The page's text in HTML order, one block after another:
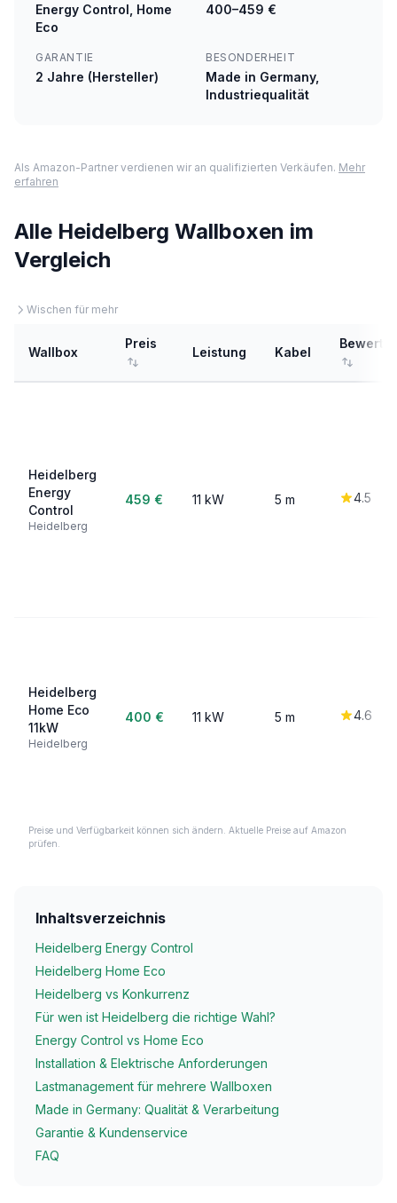
Energy Control, Home
Eco
400–459 €
GARANTIE
2 Jahre (Hersteller)
BESONDERHEIT
Made in Germany,
Industriequalität
Als Amazon-Partner verdienen wir an qualifizierten Verkäufen. Mehr
erfahren
Alle Heidelberg Wallboxen im
Vergleich
Wischen für mehr
Wallbox
Preis
Leistung Kabel
Heidelberg
Energy
Control
Heidelberg
459 € 11 kW 5 m 4.5
Heidelberg
Home Eco
11kW
Heidelberg
400 € 11 kW 5 m 4.6
Preise und Verfügbarkeit können sich ändern. Aktuelle Preise auf Amazon
prüfen.
Inhaltsverzeichnis
Heidelberg Energy Control
Heidelberg Home Eco
Heidelberg vs Konkurrenz
Für wen ist Heidelberg die richtige Wahl?
Energy Control vs Home Eco
Installation & Elektrische Anforderungen
Lastmanagement für mehrere Wallboxen
Made in Germany: Qualität & Verarbeitung
Garantie & Kundenservice
FAQ